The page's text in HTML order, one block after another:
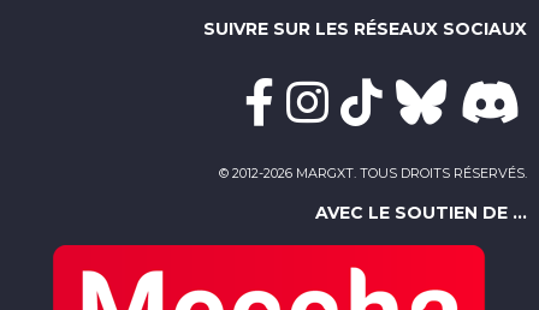
SUIVRE SUR LES RÉSEAUX SOCIAUX
© 2012-2026 MARGXT. TOUS DROITS RÉSERVÉS.
AVEC LE SOUTIEN DE ...